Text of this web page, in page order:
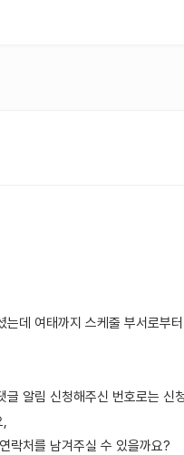
는데 여태까지 스케줄 부서로부
글 알림 신청해주신 번호로는 신
,
락처를 남겨주실 수 있을까요?